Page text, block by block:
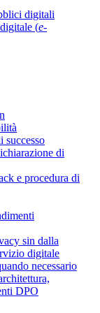
digitali
(e-
successo
di
e procedura di
sin dalla
digitale
necessario
DPO